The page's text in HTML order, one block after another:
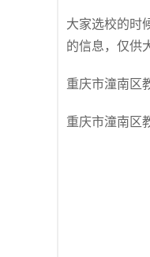
大家选校的时
的信息，仅供
重庆市潼南区
重庆市潼南区